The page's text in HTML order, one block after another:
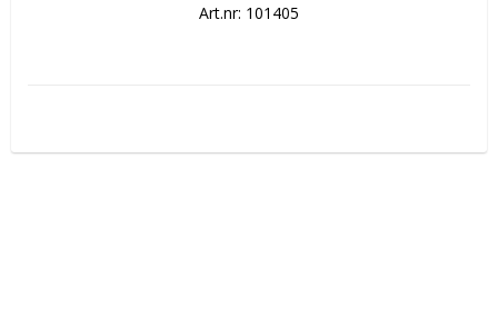
Art.nr: 101405